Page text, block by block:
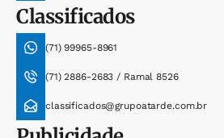
Classificados
(71) 99965-8961
(71) 2886-2683 / Ramal 8526
classificados@grupoatarde.com.br